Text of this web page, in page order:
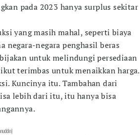
pada 2023 hanya surplus sekitar
yang masih mahal, seperti biaya
negara-negara penghasil beras
untuk melindungi persediaan
terimbas untuk menaikkan harga.
Kuncinya itu. Tambahan dari
lebih dari itu, itu hanya bisa